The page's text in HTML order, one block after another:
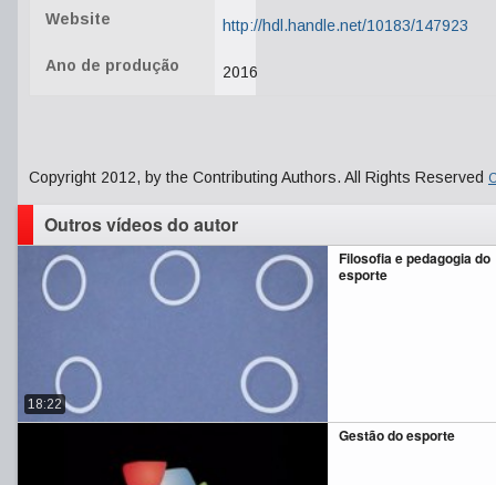
Website http://hdl.handle.net/10183/147923
Ano de produção 2016
Copyright 2012, by the Contributing Authors. All Rights Reserved
Outros vídeos do autor
Filosofia e pedagogia do
esporte
18:22
Gestão do esporte